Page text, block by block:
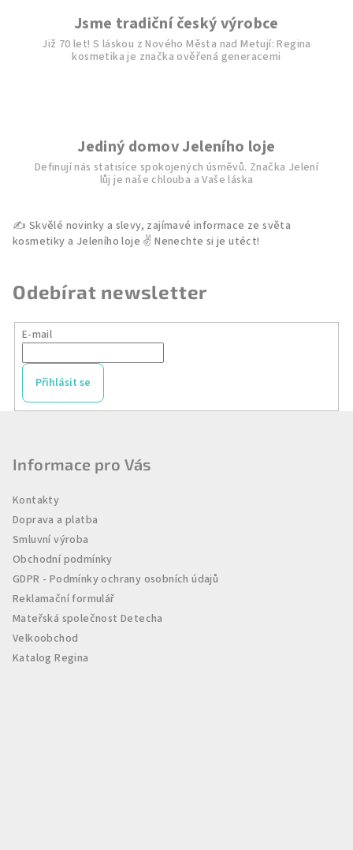
k
y
v
u
Jsme tradiční český výrobce
Již 70 let! S láskou z Nového Města nad Metují: Regina
kosmetika je značka ověřená generacemi
Jediný domov Jeleního loje
Definují nás statisíce spokojených úsměvů. Značka Jelení
lůj je naše chlouba a Vaše láska
Odebírat newsletter
E-mail
Přihlásit se
Informace pro Vás
Kontakty
Doprava a platba
Smluvní výroba
Obchodní podmínky
GDPR - Podmínky ochrany osobních údajů
Reklamační formulář
Mateřská společnost Detecha
Velkoobchod
Katalog Regina